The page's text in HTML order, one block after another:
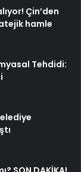
Çin’den
hamle
Tehdidi: